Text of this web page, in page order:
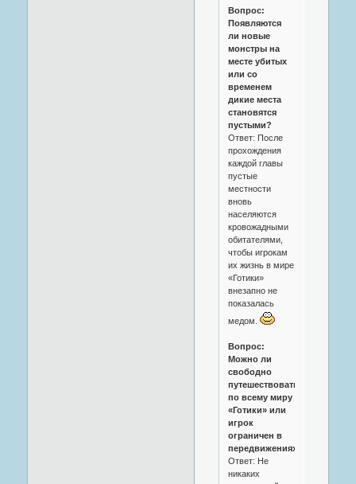
Вопрос:
Появляются
ли новые
монстры на
месте убитых
или со
временем
дикие места
становятся
пустыми?
Ответ: После
прохождения
каждой главы
пустые
местности
вновь
населяются
кровожадными
обитателями,
чтобы игрокам
их жизнь в мире
«Готики»
внезапно не
показалась
медом.
Вопрос:
Можно ли
свободно
путешествовать
по всему миру
«Готики» или
игрок
ограничен в
передвижениях?
Ответ: Не
никаких